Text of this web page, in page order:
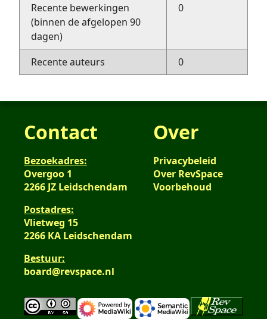
Recente bewerkingen
(binnen de afgelopen 90
dagen)
0
Recente auteurs 0
Contact
Bezoekadres:
Overgoo 1
2266 JZ Leidschendam
Postadres:
Vlietweg 15
2266 KA Leidschendam
Bestuur:
board@revspace.nl
Over
Privacybeleid
Over RevSpace
Voorbehoud